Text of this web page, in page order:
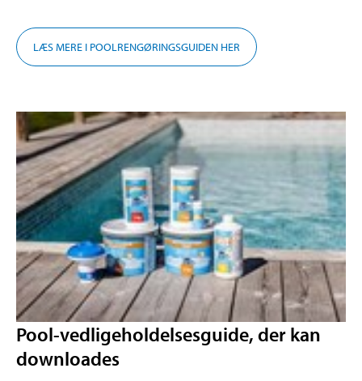
LÆS MERE I POOLRENGØRINGSGUIDEN HER
Pool-vedligeholdelsesguide, der kan
downloades